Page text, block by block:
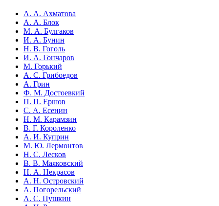
А. А. Ахматова
А. А. Блок
М. А. Булгаков
И. А. Бунин
Н. В. Гоголь
И. А. Гончаров
М. Горький
А. С. Грибоедов
А. Грин
Ф. М. Достоевкий
П. П. Ершов
С. А. Есенин
Н. М. Карамзин
В. Г. Короленко
А. И. Куприн
М. Ю. Лермонтов
Н. С. Лесков
В. В. Маяковский
Н. А. Некрасов
А. Н. Островский
А. Погорельский
А. С. Пушкин